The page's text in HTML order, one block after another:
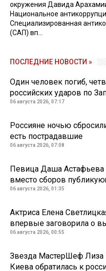
окружения Давида
Национальное
Специализированная
(САП) вп...
ПОСЛЕДНИЕ НОВОСТИ »
Один человек погиб,
российских ударов по
06 августа 2026, 07:17
Россияне ночью
есть пострадавшие
06 августа 2026, 07:08
Певица Даша Астафьева
вместо сборов
06 августа 2026, 01:35
Актриса Елена
впервые заговорила о
06 августа 2026, 00:55
Звезда МастерШеф Лиза
Киева обратилась к